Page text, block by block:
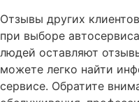
Отзывы других
при выборе
людей оставляют
можете легко найти
сервисе. Обратите